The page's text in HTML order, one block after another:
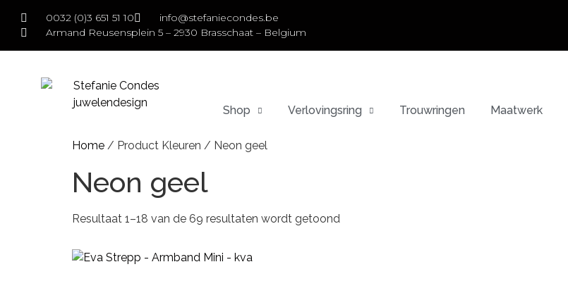
0032 (0)3 651 51 10
info@stefaniecondes.be
Armand Reusensplein 5 – 2930 Brasschaat – Belgium
Shop Verlovingsring Trouwringen Maatwerk
Home / Product Kleuren / Neon geel
Neon geel
Resultaat 1–18 van de 69 resultaten wordt getoond